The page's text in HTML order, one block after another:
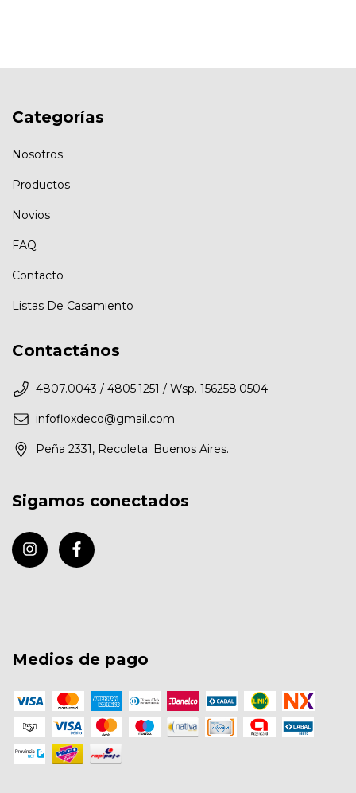
Categorías
Nosotros
Productos
Novios
FAQ
Contacto
Listas De Casamiento
Contactános
4807.0043 / 4805.1251 / Wsp. 156258.0504
infofloxdeco@gmail.com
Peña 2331, Recoleta. Buenos Aires.
Sigamos conectados
Medios de pago